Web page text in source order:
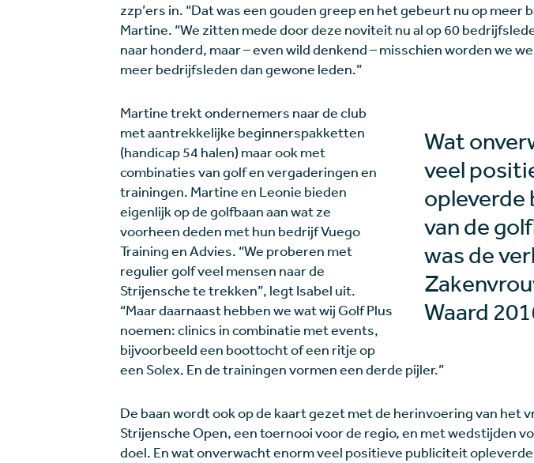
zzp’ers in. “Dat was een gouden greep en het gebeurt nu op meer
Martine. “We zitten mede door deze noviteit nu al op 60
naar honderd, maar – even wild denkend – misschien worden we
meer bedrijfsleden dan gewone leden.”
Wat
veel
opleverde
van de
was de
Waard
Martine trekt ondernemers naar de club
met aantrekkelijke beginnerspakketten
(handicap 54 halen) maar ook met
combinaties van golf en vergaderingen en
trainingen. Martine en Leonie bieden
eigenlijk op de golfbaan aan wat ze
voorheen deden met hun bedrijf Vuego
Training en Advies. “We proberen met
regulier golf veel mensen naar de
Strijensche te trekken”, legt Isabel uit.
“Maar daarnaast hebben we wat wij Golf Plus
noemen: clinics in combinatie met events,
bijvoorbeeld een boottocht of een ritje op
een Solex. En de trainingen vormen een derde pijler.”
De baan wordt ook op de kaart gezet met de herinvoering van het
Strijensche Open, een toernooi voor de regio, en met wedstijden
doel. En wat onverwacht enorm veel positieve publiciteit